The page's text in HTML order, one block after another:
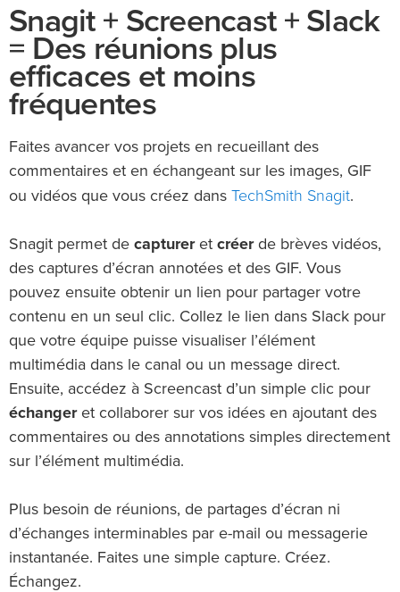
Snagit + Screencast + Slack
= Des réunions plus
efficaces et moins
fréquentes
Faites avancer vos projets en recueillant des
commentaires et en échangeant sur les images, GIF
ou vidéos que vous créez dans TechSmith Snagit.
Snagit permet de captureret créerde brèves vidéos,
des captures d’écran annotées et des GIF. Vous
pouvez ensuite obtenir un lien pour partager votre
contenu en un seul clic. Collez le lien dans Slack pour
que votre équipe puisse visualiser l’élément
multimédia dans le canal ou un message direct.
Ensuite, accédez à Screencast d’un simple clic pour
échangeret collaborer sur vos idées en ajoutant des
commentaires ou des annotations simples directement
sur l’élément multimédia.
Plus besoin de réunions, de partages d’écran ni
d’échanges interminables par e-mail ou messagerie
instantanée. Faites une simple capture. Créez.
Échangez.